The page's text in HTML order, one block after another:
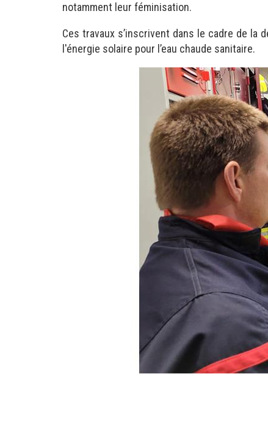
notamment leur féminisation.
Ces travaux s’inscrivent dans le cadre de la
l'énergie solaire pour l’eau chaude sanitaire.